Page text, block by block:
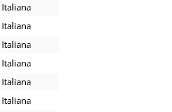
Italiana
Italiana
Italiana
Italiana
Italiana
Italiana